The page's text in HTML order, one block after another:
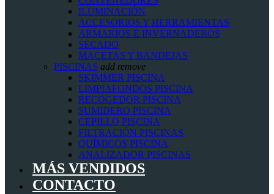
ILUMINACIÓN
ACCESORIOS Y HERRAMIENTAS
ARMARIOS E INVERNADEROS
SECADO
MACETAS Y BANDEJAS
PISCINAS add remove
SKIMMER PISCINA
LIMPIAFONDOS PISCINA
RECOGEDOR PISCINA
SUMIDERO PISCINA
CEPILLO PISCINA
FILTRACIÓN PISCINAS
QUÍMICOS PISCINA
ANALIZADOR PISCINAS
MÁS VENDIDOS
CONTACTO